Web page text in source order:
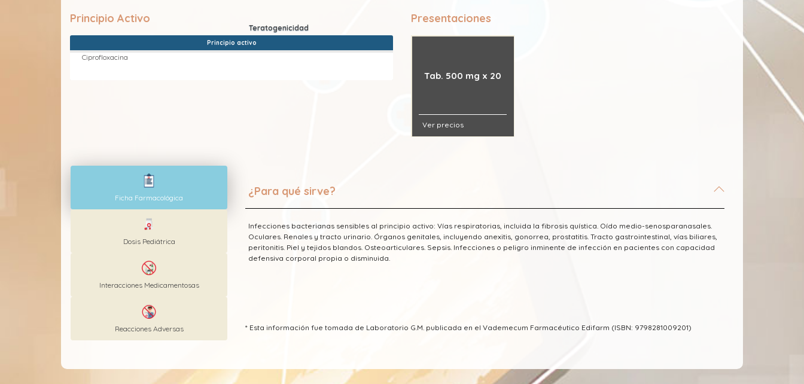
Principio Activo
Principio activo
Ciprofloxacina
Presentaciones
Tab. 500 mg x 20
Ver precios
Ficha Farmacológica
Dosis Pediátrica
Interacciones Medicamentosas
Reacciones Adversas
¿Para qué sirve?
Infecciones bacterianas sensibles al principio activo: Vías respiratorias, incluida la fibrosis quística. Oído medio-senosparanasales.
Oculares. Renales y tracto urinario. Órganos genitales, incluyendo anexitis, gonorrea, prostatitis. Tracto gastrointestinal, vías biliares,
peritonitis. Piel y tejidos blandos. Osteoarticulares. Sepsis. Infecciones o peligro inminente de infección en pacientes con capacidad
defensiva corporal propia o disminuida.
* Esta información fue tomada de Laboratorio G.M. publicada en el Vademecum Farmacéutico Edifarm (ISBN: 9798281009201)